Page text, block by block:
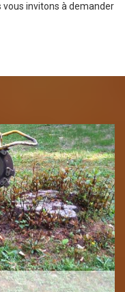
invitons à demander